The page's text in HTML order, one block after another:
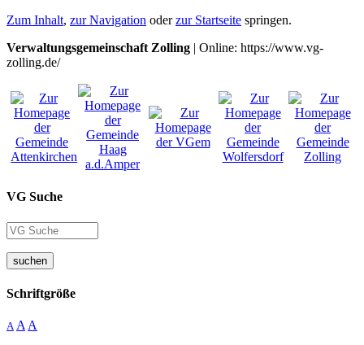
Zum Inhalt, zur Navigation oderzur Startseite springen.
Verwaltungsgemeinschaft Zolling | Online: https://www.vg-
zolling.de/
VG Suche
suchen
Schriftgröße
A A A